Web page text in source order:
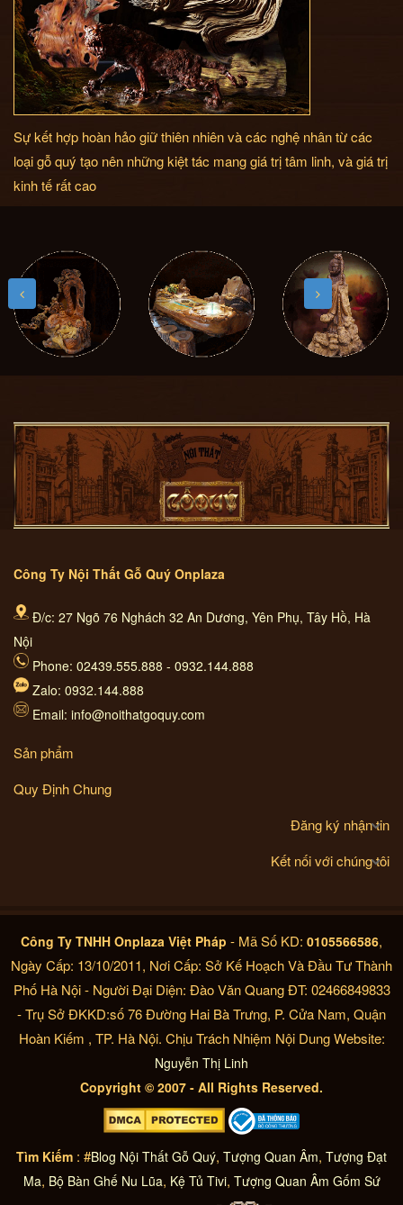
Sự kết hợp hoàn hảo giữ thiên nhiên và các nghệ nhân từ các
loại gỗ quý tạo nên những kiệt tác mang giá trị tâm linh, và giá trị
kinh tế rất cao
Công Ty Nội Thất Gỗ Quý Onplaza
Đ/c: 27 Ngõ 76 Nghách 32 An Dương, Yên Phụ, Tây Hồ, Hà
Nội
Phone: 02439.555.888 - 0932.144.888
Zalo: 0932.144.888
Email: info@noithatgoquy.com
Sản phẩm
Quy Định Chung
Đăng ký nhận tin
Kết nối với chúng tôi
Công Ty TNHH Onplaza Việt Pháp - Mã Số KD: 0105566586,
Ngày Cấp: 13/10/2011, Nơi Cấp: Sở Kế Hoạch Và Đầu Tư Thành
Phố Hà Nội - Người Đại Diện: Đào Văn Quang ĐT: 02466849833
- Trụ Sở ĐKKD:số 76 Đường Hai Bà Trưng, P. Cửa Nam, Quận
Hoàn Kiếm , TP. Hà Nội. Chịu Trách Nhiệm Nội Dung Website:
Nguyễn Thị Linh
Copyright © 2007 - All Rights Reserved.
Tìm Kiếm : #Blog Nội Thất Gỗ Quý, Tượng Quan Âm, Tượng Đạt
Ma, Bộ Bàn Ghế Nu Lũa, Kệ Tủ Tivi, Tượng Quan Âm Gốm Sứ